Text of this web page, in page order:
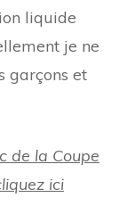
liquide
je ne
garçons et
de la Coupe
ici